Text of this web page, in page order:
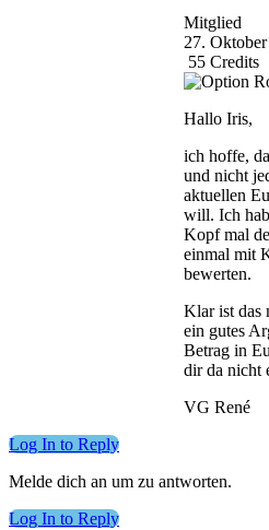
Mitglied
27.
55 Credits
Hallo Iris,
ich hoffe,
und nicht
aktuellen
will. Ich
Kopf mal
einmal mit
bewerten.
Klar ist das
ein gutes
Betrag in
dir da nicht
VG René
Log In to Reply
Melde dich an um zu antworten.
Log In to Reply